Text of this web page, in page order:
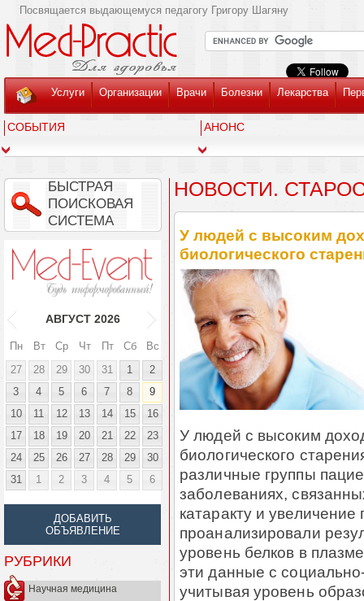
Посвящается выдающемуся педагогу Григору Шагяну
Услуги Организации Врачи Болезни Лекарства
СОБЫТИЯ АНОНС
БЫСТРАЯ
ПОИСКОВАЯ
СИСТЕМА
АВГУСТ 2026
Пн Вт Ср Чт Пт Сб
Вс
27
28 29 30 31 1
2
3
4 5 6 7 8
9
10
11 12 13 14 15
16
17
18 19 20 21 22
23
24
25 26 27 28 29
30
31
1 2 3 4 5 6
ДОБАВИТЬ
ОБЪЯВЛЕНИЕ
РУБРИКИ
Научная медицина
НОВОСТИ.
У людей с высоким
биологического
У людей с высоким
биологического
различные группы
заболеваниях,
катаракту и
проанализировали
уровень белков в
эти данные с
учитывая уровень